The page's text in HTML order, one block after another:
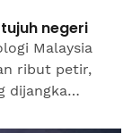
negeri
Malaysia
ribut petir,
dijangka